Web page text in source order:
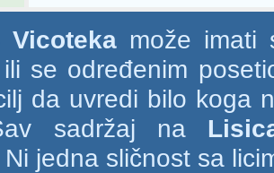
Vicotekamože imati
se određenim
da uvredi bilo koga
sadržaj na
jedna sličnost sa